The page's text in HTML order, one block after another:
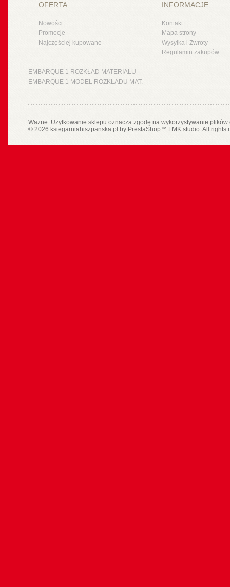
OFERTA
Nowości
Promocje
Najczęściej kupowane
INFORMACJE
Kontakt
Mapa strony
Wysyłka i Zwroty
Regulamin zakupów
EMBARQUE 1 ROZKŁAD MATERIAŁU
EMBARQUE 1 MODEL ROZKŁADU MAT.
Ważne: Użytkowanie sklepu oznacza zgodę na wykorzystywanie
© 2026 ksiegarniahiszpanska.pl by PrestaShop™ LMK studio. All rights